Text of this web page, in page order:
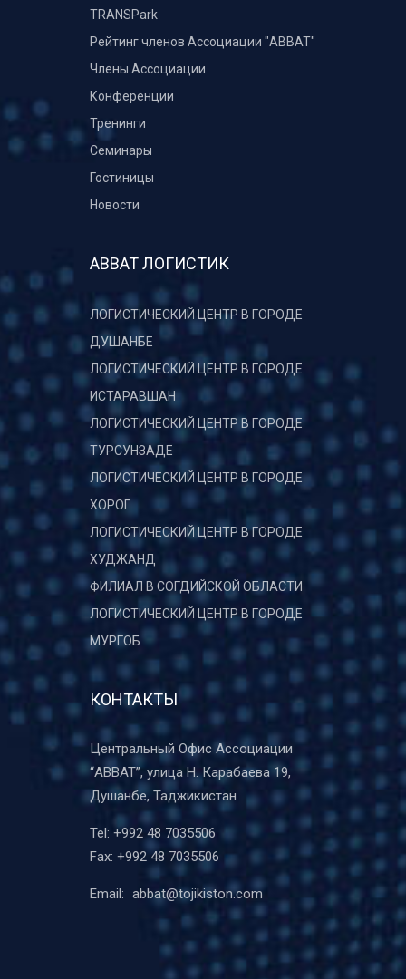
TRANSPark
Рейтинг членов Ассоциации "АВВАТ"
Члены Ассоциации
Конференции
Тренинги
Семинары
Гостиницы
Новости
АВВАТ ЛОГИСТИК
ЛОГИСТИЧЕСКИЙ ЦЕНТР В ГОРОДЕ
ДУШАНБЕ
ЛОГИСТИЧЕСКИЙ ЦЕНТР В ГОРОДЕ
ИСТАРАВШАН
ЛОГИСТИЧЕСКИЙ ЦЕНТР В ГОРОДЕ
ТУРСУНЗАДЕ
ЛОГИСТИЧЕСКИЙ ЦЕНТР В ГОРОДЕ
ХОРОГ
ЛОГИСТИЧЕСКИЙ ЦЕНТР В ГОРОДЕ
ХУДЖАНД
ФИЛИАЛ В СОГДИЙСКОЙ ОБЛАСТИ
ЛОГИСТИЧЕСКИЙ ЦЕНТР В ГОРОДЕ
МУРГОБ
КОНТАКТЫ
Центральный Офис Ассоциации
“ABBAT”, улица Н. Карабаева 19,
Душанбе, Таджикистан
Tel: +992 48 7035506
Fax: +992 48 7035506
Email: abbat@tojikiston.com